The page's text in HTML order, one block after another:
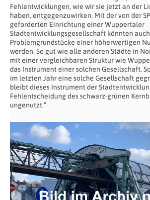
Fehlentwicklungen, wie wir sie jetzt an der
haben, entgegenzuwirken. Mit der von der
geforderten Einrichtung einer Wuppertaler
Stadtentwicklungsgesellschaft könnten
Problemgrundstücke einer höherwertigen
werden. So gut wie alle anderen Städte in
mit einer vergleichbaren Struktur wie
das Instrument einer solchen Gesellschaft.
im letzten Jahr eine solche Gesellschaft
bleibt dieses Instrument der
Fehlentscheidung des schwarz-grünen
ungenutzt.“